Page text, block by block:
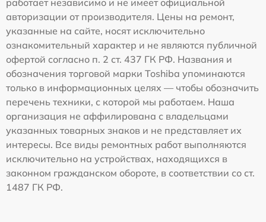
авторизации от производителя. Цены на ремонт,
указанные на сайте, носят исключительно
ознакомительный характер и не являются публичной
офертой согласно п. 2 ст. 437 ГК РФ. Названия и
обозначения торговой марки Toshiba упоминаются
только в информационных целях — чтобы обозначить
перечень техники, с которой мы работаем. Наша
организация не аффилирована с владельцами
указанных товарных знаков и не представляет их
интересы. Все виды ремонтных работ выполняются
исключительно на устройствах, находящихся в
законном гражданском обороте, в соответствии со ст.
1487 ГК РФ.